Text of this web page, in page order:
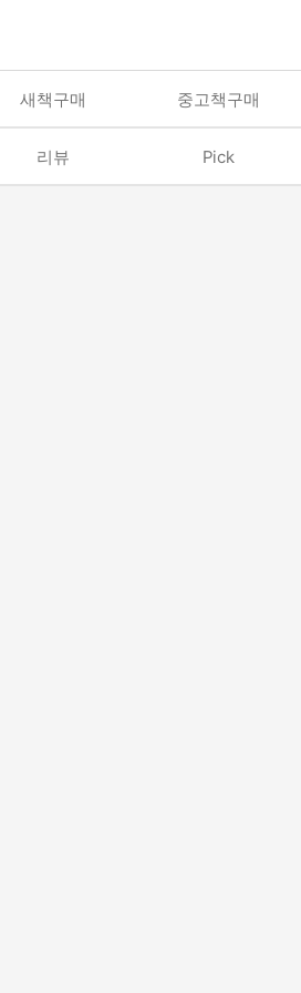
새책구매 중고책구매
리뷰 Pick